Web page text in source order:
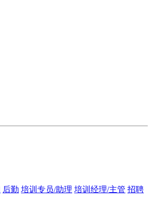
后勤 培训专员/助理 培训经理/主管 招聘